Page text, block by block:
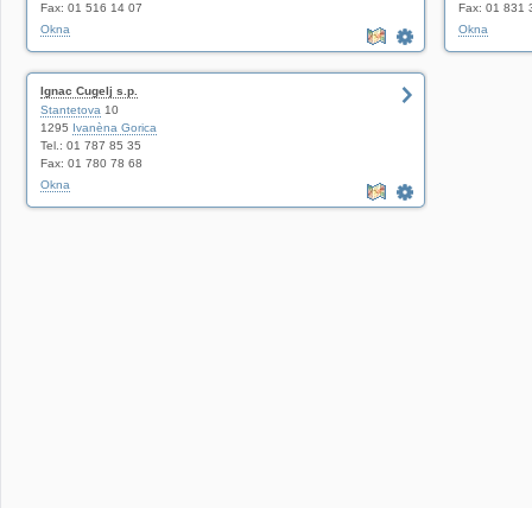
Fax: 01 516 14 07
Okna
Fax: 01 831
Okna
Ignac Cugelj s.p.
Stantetova 10
1295 Ivanèna Gorica
Tel.: 01 787 85 35
Fax: 01 780 78 68
Okna